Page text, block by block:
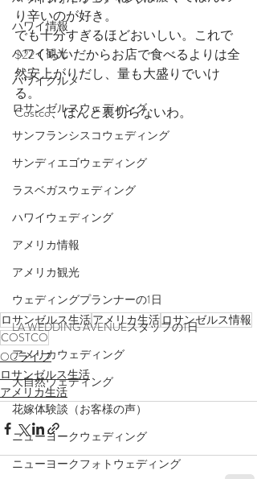
ハワイ情報
ハワイ観光
ハワイグルメ
ロサンゼルスウェディング
サンフランシスコウェディング
サンディエゴウェディング
ラスベガスウェディング
ハワイウェディング
アメリカ情報
アメリカ観光
ウェディングプランナーの1日
LA WEDDING AVENUEスタッフの1日
アメリカウェディング
大自然ウェディング
花嫁体験談（お客様の声）
ニューヨークウェディング
ニューヨークフォトウェディング
り辛いのが好き。
でも十分すぎるほどおいしい。これで
$22くらいだからお店で食べるよりは全
然安上がりだし、量も大盛りでいけ
る。
Costco、ほんと裏切らないわ。
ロサンゼルス生活アメリカ生活ロサンゼルス情報
COSTCO
OCライフ
ロサンゼルス生活
アメリカ生活